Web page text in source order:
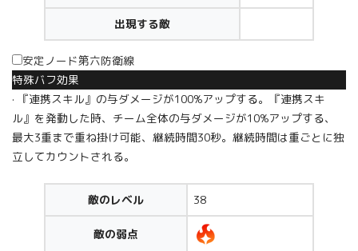
出現する敵
安定ノード第六防衛線
特殊バフ効果
· 『連携スキル』の与ダメージが100%アップする。『連携スキ
ル』を発動した時、チーム全体の与ダメージが10%アップする、
最大3重まで重ね掛け可能、継続時間30秒。継続時間は重ごとに独
立してカウントされる。
敵のレベル 38
敵の弱点